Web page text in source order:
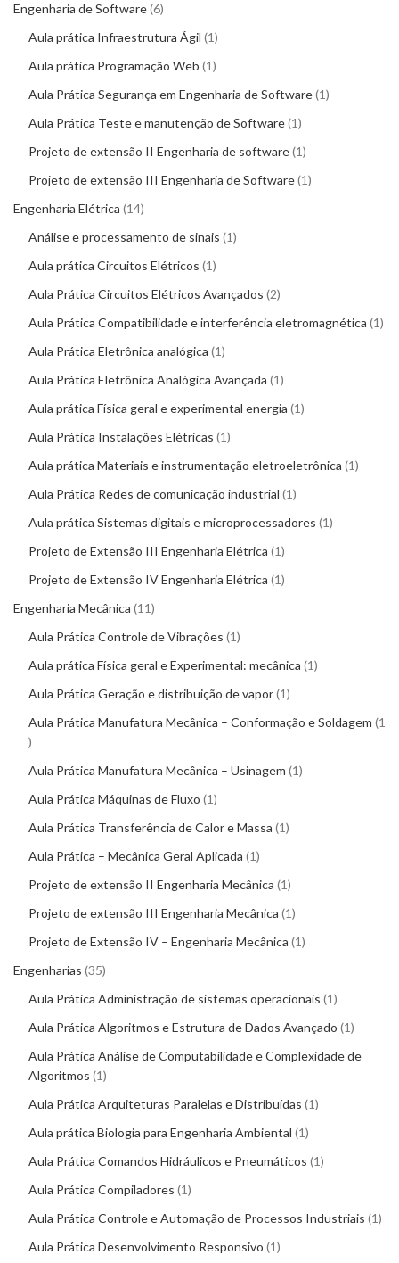
Engenharia de Software 6
Aula prática Infraestrutura Ágil 1
Aula prática Programação Web 1
Aula Prática Segurança em Engenharia de Software 1
Aula Prática Teste e manutenção de Software 1
Projeto de extensão II Engenharia de software 1
Projeto de extensão III Engenharia de Software 1
Engenharia Elétrica 14
Análise e processamento de sinais 1
Aula prática Circuitos Elétricos 1
Aula Prática Circuitos Elétricos Avançados 2
Aula Prática Compatibilidade e interferência eletromagnética 1
Aula Prática Eletrônica analógica 1
Aula Prática Eletrônica Analógica Avançada 1
Aula prática Física geral e experimental energia 1
Aula Prática Instalações Elétricas 1
Aula prática Materiais e instrumentação eletroeletrônica 1
Aula Prática Redes de comunicação industrial 1
Aula prática Sistemas digitais e microprocessadores 1
Projeto de Extensão III Engenharia Elétrica 1
Projeto de Extensão IV Engenharia Elétrica 1
Engenharia Mecânica 11
Aula Prática Controle de Vibrações 1
Aula prática Física geral e Experimental: mecânica 1
Aula Prática Geração e distribuição de vapor 1
Aula Prática Manufatura Mecânica – Conformação e Soldagem 1
Aula Prática Manufatura Mecânica – Usinagem 1
Aula Prática Máquinas de Fluxo 1
Aula Prática Transferência de Calor e Massa 1
Aula Prática – Mecânica Geral Aplicada 1
Projeto de extensão II Engenharia Mecânica 1
Projeto de extensão III Engenharia Mecânica 1
Projeto de Extensão IV – Engenharia Mecânica 1
Engenharias 35
Aula Prática Administração de sistemas operacionais 1
Aula Prática Algoritmos e Estrutura de Dados Avançado 1
Aula Prática Análise de Computabilidade e Complexidade de
Algoritmos 1
Aula Prática Arquiteturas Paralelas e Distribuídas 1
Aula prática Biologia para Engenharia Ambiental 1
Aula Prática Comandos Hidráulicos e Pneumáticos 1
Aula Prática Compiladores 1
Aula Prática Controle e Automação de Processos Industriais 1
Aula Prática Desenvolvimento Responsivo 1